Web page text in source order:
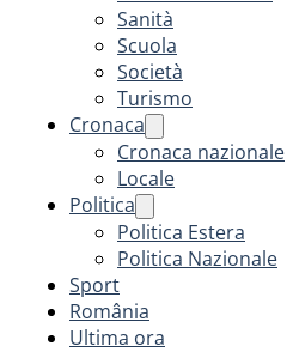
Sanità
Scuola
Società
Turismo
Cronaca
Cronaca nazionale
Locale
Politica
Politica Estera
Politica Nazionale
Sport
România
Ultima ora